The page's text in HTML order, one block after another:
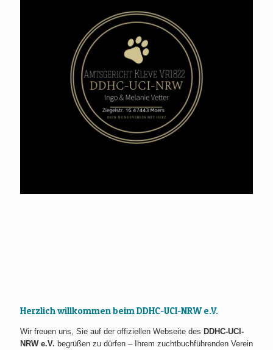
Herzlich willkommen beim DDHC-UCI-NRW e.V.
Wir freuen uns, Sie auf der offiziellen Webseite des DDHC-UCI-
NRW e.V. begrüßen zu dürfen – Ihrem zuchtbuchführenden Verein